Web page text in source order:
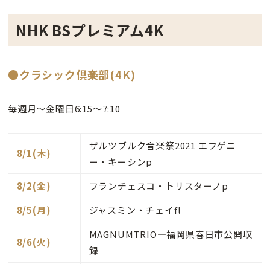
NHK BSプレミアム4K
●クラシック倶楽部(4K)
毎週月～金曜日6:15～7:10
8/1(木)
ザルツブルク音楽祭2021 エフゲニ
ー・キーシンp
8/2(金)
フランチェスコ・トリスターノp
8/5(月)
ジャスミン・チェイfl
8/6(火)
MAGNUMTRIO―福岡県春日市公開収
録